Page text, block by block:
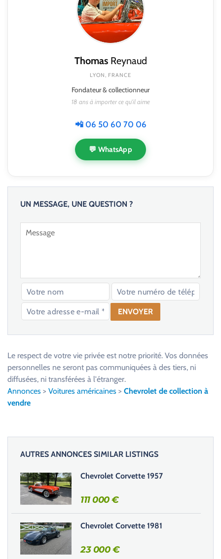
ThomasReynaud
LYON, FRANCE
Fondateur & collectionneur
18 ans à importer ce qu'il aime
📲 06 50 60 70 06
💬 WhatsApp
UN MESSAGE, UNE QUESTION ?
e
s
e
r
c
e
c
h
a
Le respect de votre vie privée est notre priorité. Vos données
personnelles ne seront pas communiquées à des tiers, ni
diffusées, ni transférées à l'étranger.
Annonces > Voitures américaines > Chevrolet de collection à
vendre
AUTRES ANNONCES SIMILAR LISTINGS
Chevrolet Corvette 1957
111 000€
Chevrolet Corvette 1981
23 000€